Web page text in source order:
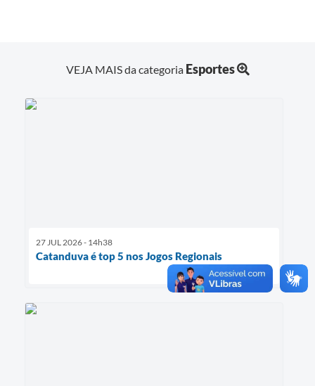
VEJA MAIS da categoria Esportes
27 JUL 2026 - 14h38
Catanduva é top 5 nos Jogos Regionais